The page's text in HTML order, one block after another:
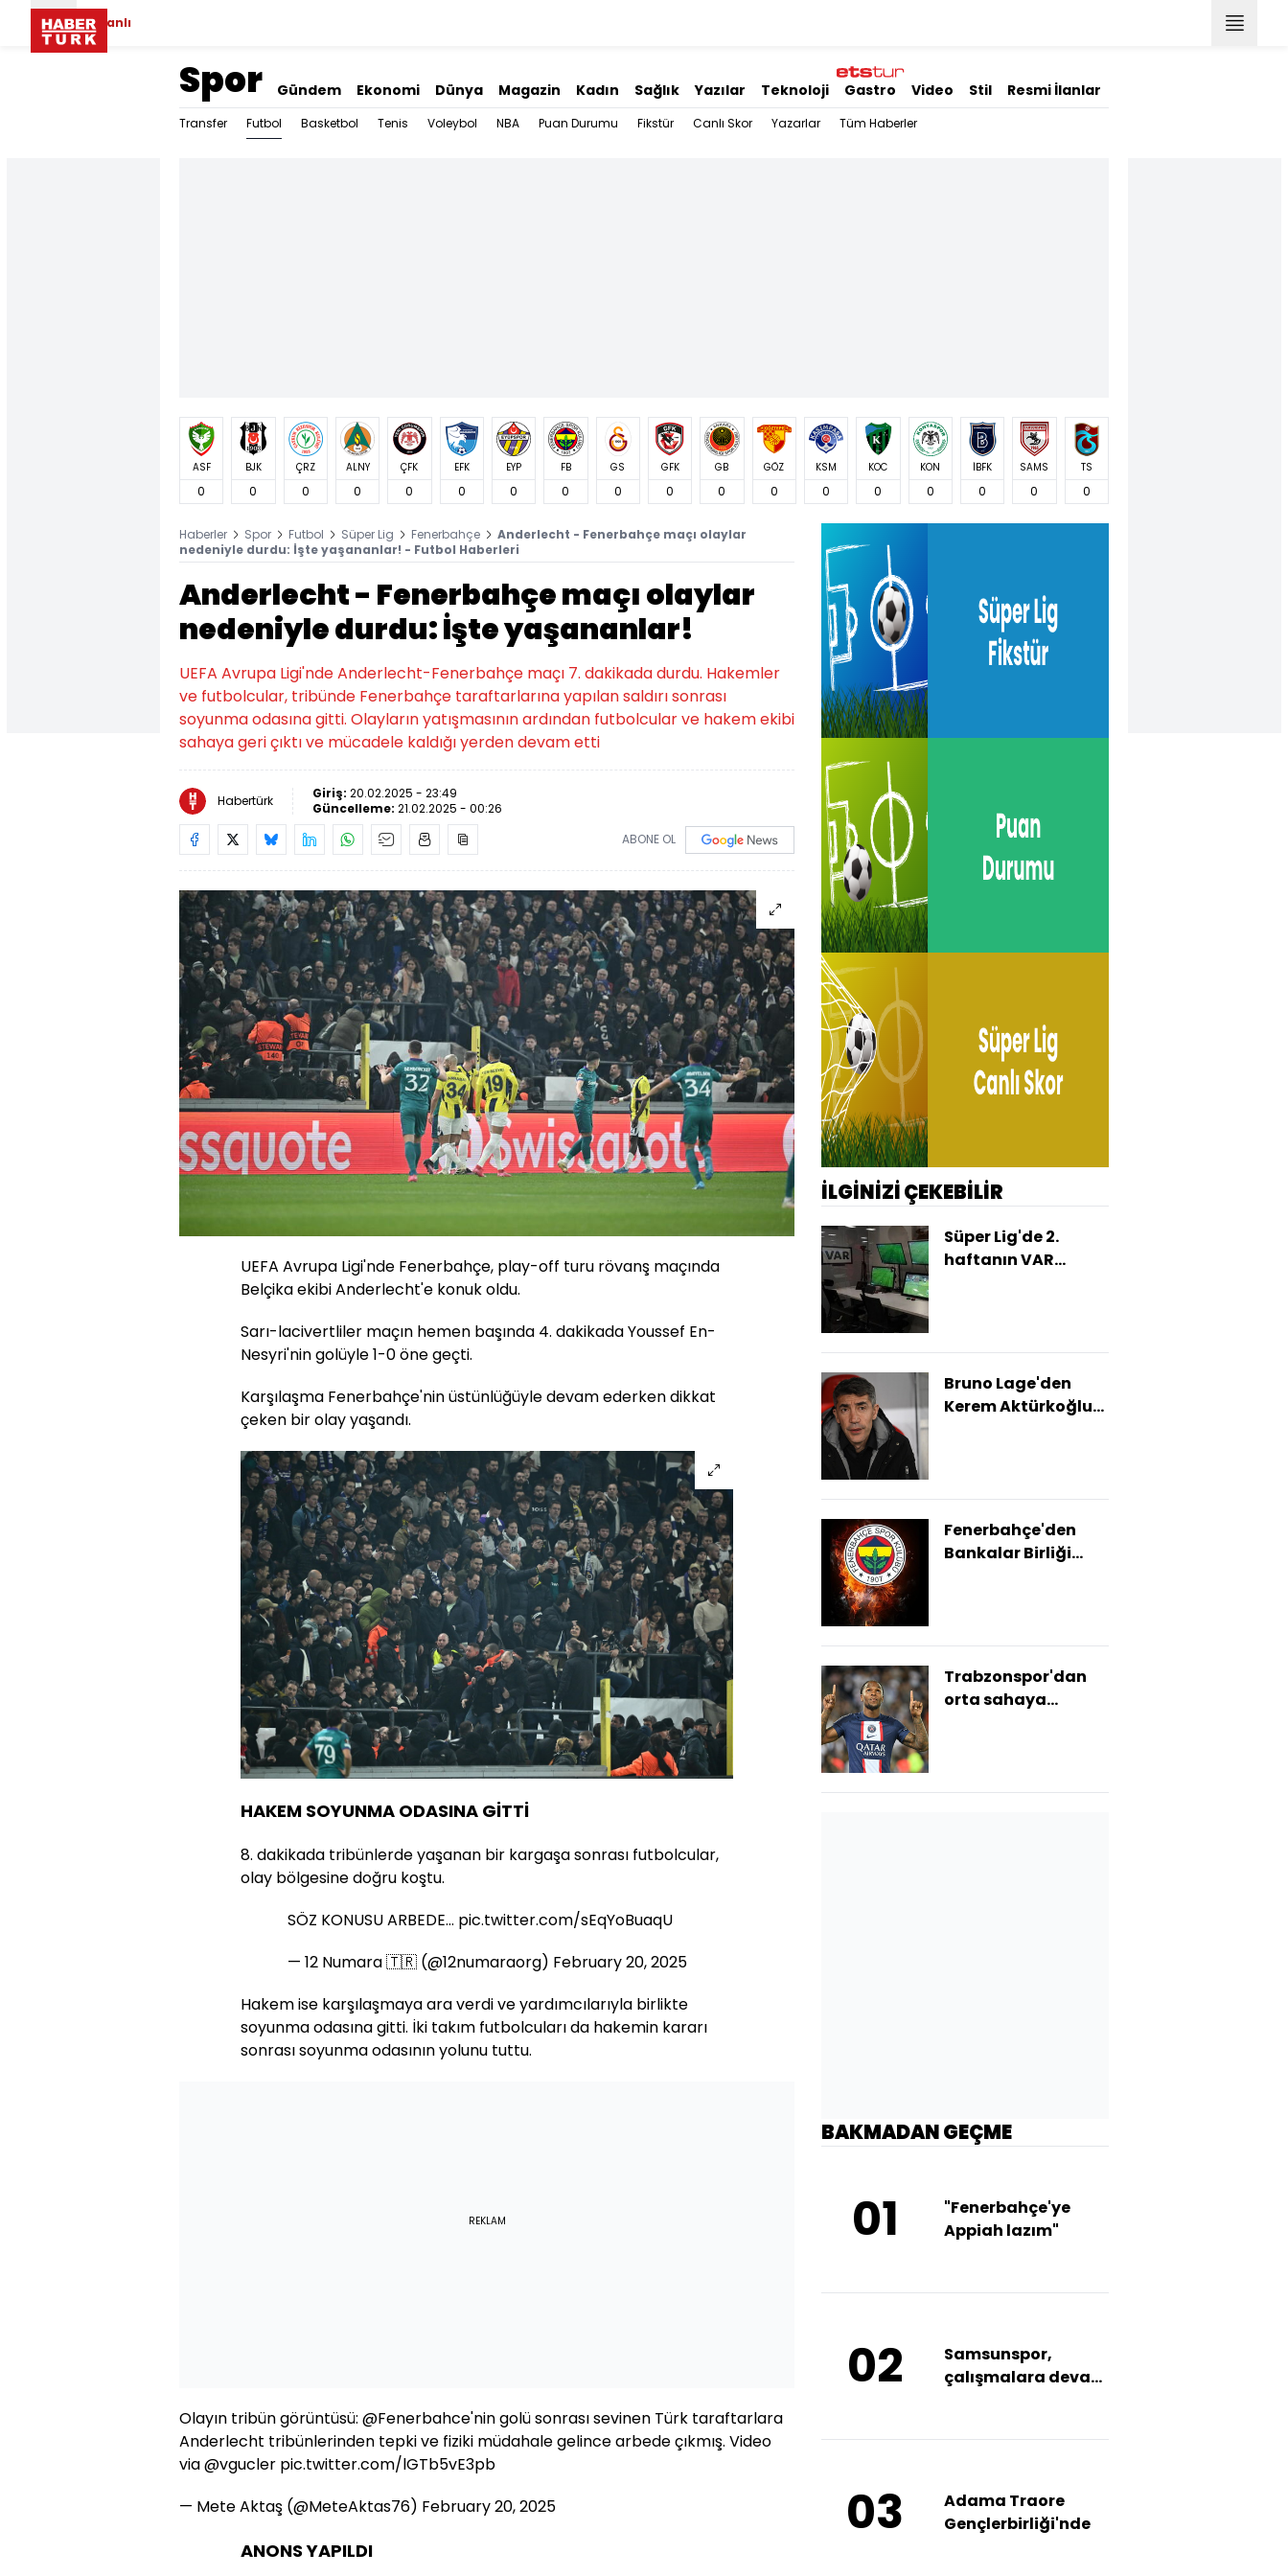
Canlı
Spor Gündem Ekonomi Dünya Magazin Kadın Sağlık Yazılar Teknoloji Gastro Video Stil Resmi İlanlar
Transfer Futbol Basketbol Tenis Voleybol NBA Puan Durumu Fikstür Canlı Skor Yazarlar Tüm Haberler
ASF
0
BJK
0
ÇRZ
0
ALNY
0
ÇFK
0
EFK
0
EYP
0
FB
0
GS
0
GFK
0
GB
0
GÖZ
0
KSM
0
KOC
0
KON
0
İBFK
0
SAMS
0
TS
0
Haberler Spor Futbol Süper Lig Fenerbahçe
Anderlecht - Fenerbahçe maçı olaylar
nedeniyle durdu: İşte yaşananlar! - Futbol Haberleri
Anderlecht - Fenerbahçe maçı olaylar
nedeniyle durdu: İşte yaşananlar!
UEFA Avrupa Ligi'nde Anderlecht-Fenerbahçe maçı 7. dakikada durdu. Hakemler
ve futbolcular, tribünde Fenerbahçe taraftarlarına yapılan saldırı sonrası
soyunma odasına gitti. Olayların yatışmasının ardından futbolcular ve hakem ekibi
sahaya geri çıktı ve mücadele kaldığı yerden devam etti
Habertürk Giriş: 20.02.2025 - 23:49
Güncelleme: 21.02.2025 - 00:26
ABONE OL
UEFA Avrupa Ligi'nde Fenerbahçe, play-off turu rövanş maçında
Belçika ekibi Anderlecht'e konuk oldu.
Sarı-lacivertliler maçın hemen başında 4. dakikada Youssef En-
Nesyri'nin golüyle 1-0 öne geçti.
Karşılaşma Fenerbahçe'nin üstünlüğüyle devam ederken dikkat
çeken bir olay yaşandı.
HAKEM SOYUNMA ODASINA GİTTİ
8. dakikada tribünlerde yaşanan bir kargaşa sonrası futbolcular,
olay bölgesine doğru koştu.
SÖZ KONUSU ARBEDE… pic.twitter.com/sEqYoBuaqU
— 12 Numara 🇹🇷 (@12numaraorg) February 20, 2025
Hakem ise karşılaşmaya ara verdi ve yardımcılarıyla birlikte
soyunma odasına gitti. İki takım futbolcuları da hakemin kararı
sonrası soyunma odasının yolunu tuttu.
REKLAM
Olayın tribün görüntüsü: @Fenerbahce'nin golü sonrası sevinen Türk taraftarlara
Anderlecht tribünlerinden tepki ve fiziki müdahale gelince arbede çıkmış. Video
via@vgucler pic.twitter.com/lGTb5vE3pb
— Mete Aktaş (@MeteAktas76) February 20, 2025
ANONS YAPILDI
İLGİNİZİ ÇEKEBİLİR
Süper Lig'de 2.
haftanın VAR
Bruno Lage'den
Kerem Aktürkoğlu
Fenerbahçe'den
Bankalar Birliği
Trabzonspor'dan
orta sahaya
BAKMADAN GEÇME
01
"Fenerbahçe'ye
Appiah lazım"
02
Samsunspor,
çalışmalara devam
03
Adama Traore
Gençlerbirliği'nde